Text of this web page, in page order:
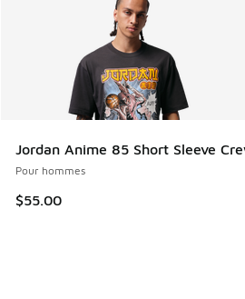
Jordan Anime 85 Short Sleeve
Pour hommes
$55.00